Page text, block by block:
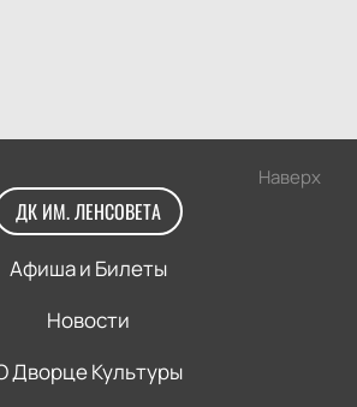
Наверх
ДК ИМ. ЛЕНСОВЕТА
Афиша и Билеты
Новости
Дворце Культуры